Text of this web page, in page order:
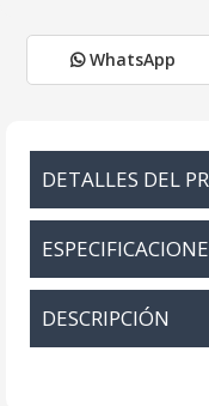
WhatsApp
DETALLES DEL
DESCRIPCIÓN